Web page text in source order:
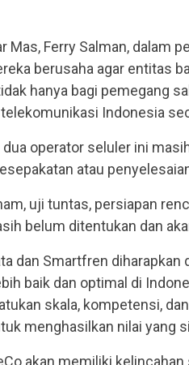
Mas, Ferry Salman, dalam
berusaha agar entitas
hanya bagi pemegang
Indonesia
operator seluler ini
atau
uji tuntas, persiapan
belum ditentukan dan
dan Smartfren diharapkan
baik dan optimal di
skala, kompetensi,
menghasilkan nilai yang
akan memiliki